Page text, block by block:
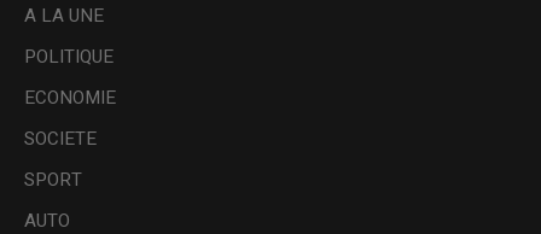
A LA UNE
POLITIQUE
ECONOMIE
SOCIETE
SPORT
AUTO